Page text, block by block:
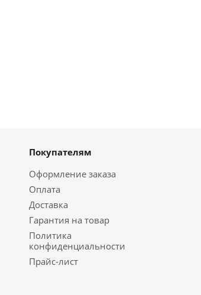
Покупателям
Оформление заказа
Оплата
Доставка
Гарантия на товар
Политика
конфиденциальности
Прайс-лист